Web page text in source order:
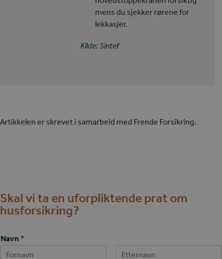
mens du sjekker rørene for
lekkasjer.
Kilde: Sintef
Artikkelen er skrevet i samarbeid med Frende Forsikring.
Skal vi ta en uforpliktende prat om
husforsikring?
Navn *